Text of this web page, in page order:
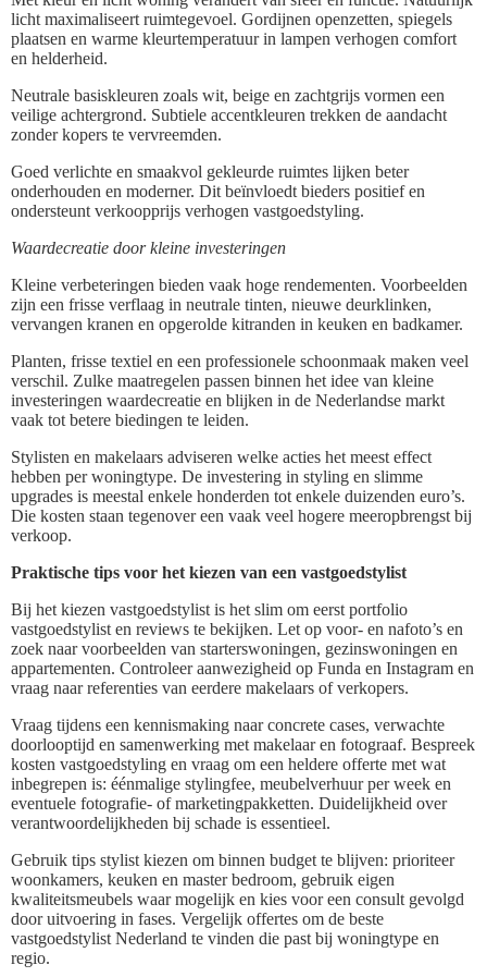
licht maximaliseert ruimtegevoel. Gordijnen openzetten, spiegels
plaatsen en warme kleurtemperatuur in lampen verhogen comfort
en helderheid.
Neutrale basiskleuren zoals wit, beige en zachtgrijs vormen een
veilige achtergrond. Subtiele accentkleuren trekken de aandacht
zonder kopers te vervreemden.
Goed verlichte en smaakvol gekleurde ruimtes lijken beter
onderhouden en moderner. Dit beïnvloedt bieders positief en
ondersteunt verkoopprijs verhogen vastgoedstyling.
Waardecreatie door kleine investeringen
Kleine verbeteringen bieden vaak hoge rendementen. Voorbeelden
zijn een frisse verflaag in neutrale tinten, nieuwe deurklinken,
vervangen kranen en opgerolde kitranden in keuken en badkamer.
Planten, frisse textiel en een professionele schoonmaak maken veel
verschil. Zulke maatregelen passen binnen het idee van kleine
investeringen waardecreatie en blijken in de Nederlandse markt
vaak tot betere biedingen te leiden.
Stylisten en makelaars adviseren welke acties het meest effect
hebben per woningtype. De investering in styling en slimme
upgrades is meestal enkele honderden tot enkele duizenden euro’s.
Die kosten staan tegenover een vaak veel hogere meeropbrengst bij
verkoop.
Praktische tips voor het kiezen van een vastgoedstylist
Bij het kiezen vastgoedstylist is het slim om eerst portfolio
vastgoedstylist en reviews te bekijken. Let op voor‑ en nafoto’s en
zoek naar voorbeelden van starterswoningen, gezinswoningen en
appartementen. Controleer aanwezigheid op Funda en Instagram en
vraag naar referenties van eerdere makelaars of verkopers.
Vraag tijdens een kennismaking naar concrete cases, verwachte
doorlooptijd en samenwerking met makelaar en fotograaf. Bespreek
kosten vastgoedstyling en vraag om een heldere offerte met wat
inbegrepen is: éénmalige stylingfee, meubelverhuur per week en
eventuele fotografie‑ of marketingpakketten. Duidelijkheid over
verantwoordelijkheden bij schade is essentieel.
Gebruik tips stylist kiezen om binnen budget te blijven: prioriteer
woonkamers, keuken en master bedroom, gebruik eigen
kwaliteitsmeubels waar mogelijk en kies voor een consult gevolgd
door uitvoering in fases. Vergelijk offertes om de beste
vastgoedstylist Nederland te vinden die past bij woningtype en
regio.